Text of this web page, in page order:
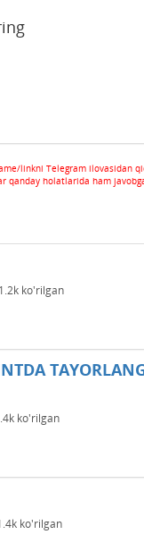
linkni Telegram ilovasidan
qanday holatlarida ham
1.2k ko'rilgan
ko'rilgan
ko'rilgan